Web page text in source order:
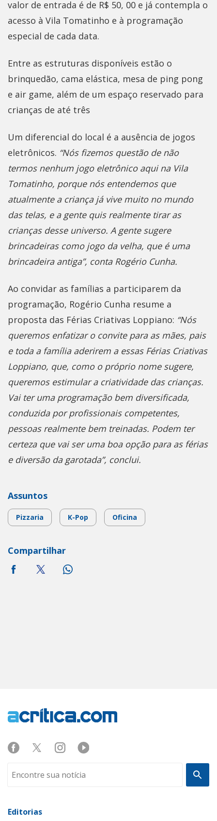
valor de entrada é de R$ 50, 00 e já contempla o
acesso à Vila Tomatinho e à programação
especial de cada data.
Entre as estruturas disponíveis estão o
brinquedão, cama elástica, mesa de ping pong
e air game, além de um espaço reservado para
crianças de até três
Um diferencial do local é a ausência de jogos
eletrônicos. “Nós fizemos questão de não
termos nenhum jogo eletrônico aqui na Vila
Tomatinho, porque nós entendemos que
atualmente a criança já vive muito no mundo
das telas, e a gente quis realmente tirar as
crianças desse universo. A gente sugere
brincadeiras como jogo da velha, que é uma
brincadeira antiga”, conta Rogério Cunha.
Ao convidar as famílias a participarem da
programação, Rogério Cunha resume a
proposta das Férias Criativas Loppiano: “Nós
queremos enfatizar o convite para as mães, pais
e toda a família aderirem a essas Férias Criativas
Loppiano, que, como o próprio nome sugere,
queremos estimular a criatividade das crianças.
Vai ter uma programação bem diversificada,
conduzida por profissionais competentes,
pessoas realmente bem treinadas. Podem ter
certeza que vai ser uma boa opção para as férias
e diversão da garotada”, conclui.
Assuntos
Pizzaria K-Pop Oficina
Compartilhar
Editorias